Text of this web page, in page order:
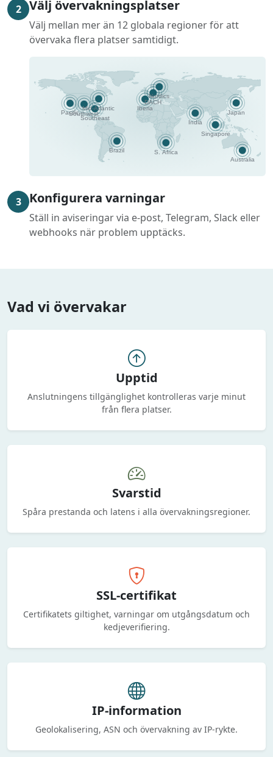
2 Välj övervakningsplatser
Välj mellan mer än 12 globala regioner för att
övervaka flera platser samtidigt.
3 Konfigurera varningar
Ställ in aviseringar via e-post, Telegram, Slack eller
webhooks när problem upptäcks.
Vad vi övervakar
Upptid
Anslutningens tillgänglighet kontrolleras varje minut
från flera platser.
Svarstid
Spåra prestanda och latens i alla övervakningsregioner.
SSL-certifikat
Certifikatets giltighet, varningar om utgångsdatum och
kedjeverifiering.
IP-information
Geolokalisering, ASN och övervakning av IP-rykte.